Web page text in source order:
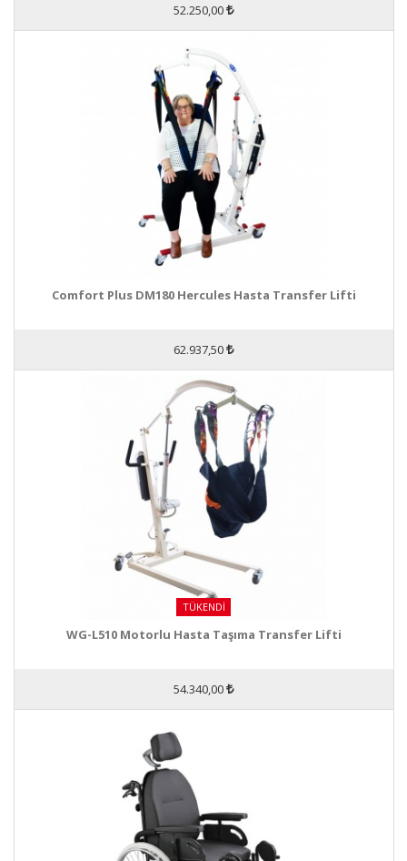
52.250,00
Comfort Plus DM180 Hercules Hasta Transfer Lifti
62.937,50
TÜKENDI
WG-L510 Motorlu Hasta Taşıma Transfer Lifti
54.340,00